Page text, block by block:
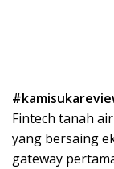
Fintech tanah
yang bersaing
gateway